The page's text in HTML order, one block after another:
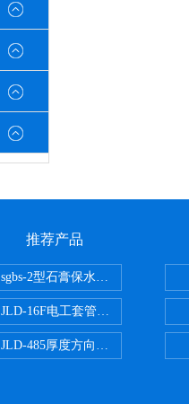
推荐产品
sgbs-2型石膏保水率测定仪粉刷
JLD-16F电工套管恒温水浴管材
JLD-485厚度方向性钢板拉伸试验